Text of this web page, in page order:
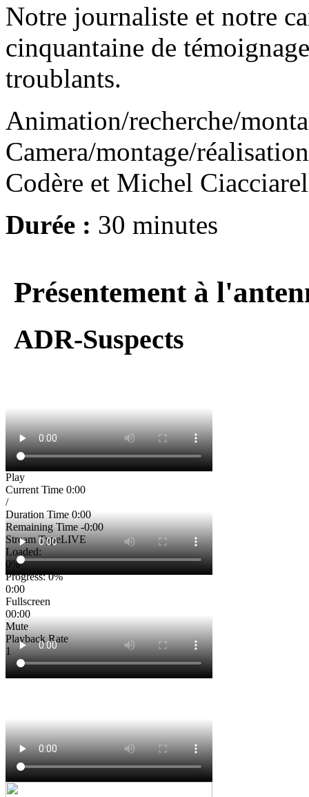
Notre journaliste et notre
cinquantaine de
troublants.
Animation/recherche/
Camera/montage/
Codère et Michel
Durée : 30 minutes
Présentement à
ADR-Suspects
Play
Current Time 0:00
/
Duration Time0:00
Remaining Time-0:00
Stream TypeLIVE
Loaded:
0%
Progress: 0%
0:00
Fullscreen
00:00
Mute
Playback Rate
1